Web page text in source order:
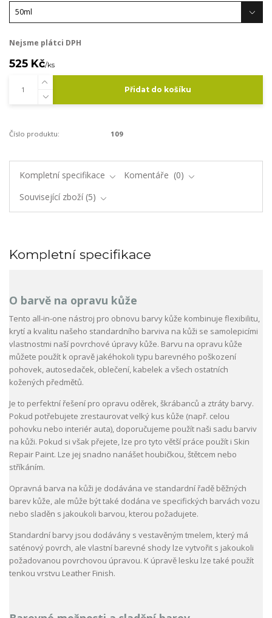
Nejsme plátci DPH
525 Kč/ks
Přidat do košíku
Číslo produktu: 109
Kompletní specifikace Komentáře
0
Související zboží 5
Kompletní specifikace
O barvě na opravu kůže
Tento all-in-one nástroj pro obnovu barvy kůže kombinuje flexibilitu,
krytí a kvalitu našeho standardního barviva na kůži se samolepicími
vlastnostmi naší povrchové úpravy kůže. Barvu na opravu kůže
můžete použít k opravě jakéhokoli typu barevného poškození
pohovek, autosedaček, oblečení, kabelek a všech ostatních
kožených předmětů.
Je to perfektní řešení pro opravu oděrek, škrábanců a ztráty barvy.
Pokud potřebujete zrestaurovat velký kus kůže (např. celou
pohovku nebo interiér auta), doporučujeme použít naši sadu barviv
na kůži. Pokud si však přejete, lze pro tyto větší práce použít i Skin
Repair Paint. Lze jej snadno nanášet houbičkou, štětcem nebo
stříkáním.
Opravná barva na kůži je dodávána ve standardní řadě běžných
barev kůže, ale může být také dodána ve specifických barvách vozu
nebo sladěn s jakoukoli barvou, kterou požadujete.
Standardní barvy jsou dodávány s vestavěným tmelem, který má
saténový povrch, ale vlastní barevné shody lze vytvořit s jakoukoli
požadovanou povrchovou úpravou. K úpravě lesku lze také použít
tenkou vrstvu Leather Finish.